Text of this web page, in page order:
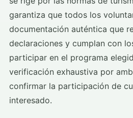
garantiza que todos los
documentación auténtica que
declaraciones y cumplan con
participar en el programa
verificación exhaustiva por
confirmar la participación de
interesado.